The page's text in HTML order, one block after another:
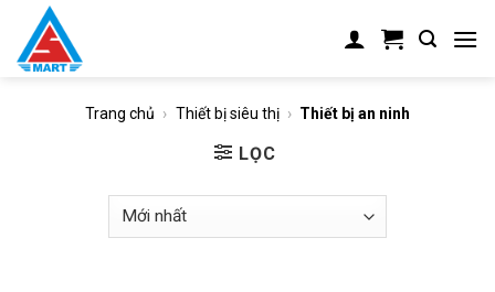
content
Trang chủ › Thiết bị siêu thị › Thiết bị an ninh
LỌC